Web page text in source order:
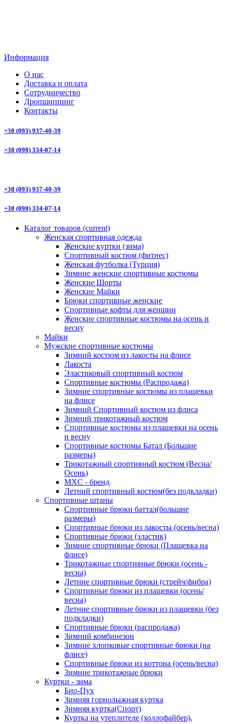
Информация
О нас
Доставка и оплата
Сотрудничество
Дропшиппинг
Контакты
+38 (093) 937-40-39
+38 (098) 334-07-14
+38 (093) 937-40-39
+38 (098) 334-07-14
Каталог товаров (current)
Женская спортивная одежда
Женские куртки (зима)
Спортивный костюм (фитнес)
Женская футболка (Турция)
Зимние женские спортивные костюмы
Женские Шорты
Женские Майки
Брюки спортивные женские
Спортивные кофты для женщин
Женские спортивные костюмы на осень и
весну
Майки
Мужские спортивные костюмы
Зимний костюм из лакосты на флисе
Лакоста
Эластиковый спортивный костюм
Спортивные костюмы (Распродажа)
Зимние спортивные костюмы из плащевки
на флисе
Зимний Спортивный костюм из флиса
Зимний трикотажный костюм
Спортивные костюмы из плащевки на осень
и весну
Спортивные костюмы Батал (Большие
размеры)
Трикотажный спортивный костюм (Весна/
Осень)
MXC - бренд
Летний спортивный костюм(без подкладки)
Спортивные штаны
Спортивные брюки баттал(большие
размеры)
Спортивные брюки из лакосты (осень/весна)
Спортивные брюки (эластик)
Зимние спортивные брюки (Плащевка на
флисе)
Трикотажные спортивные брюки (осень -
весна)
Летние спортивные брюки (стрейч/фибра)
Спортивные брюки из плащевки (осень/
весна)
Летние спортивные брюки из плащевки (без
подкладки)
Спортивные брюки (распродажа)
Зимний комбинезон
Зимние хлопковые спортивные брюки (на
флисе)
Спортивные брюки из коттона (осень/весна)
Зимние трикотажные брюки
Куртки - зима
Био-Пух
Зимняя горнолыжная куртка
Зимняя куртка(Спорт)
Куртка на утеплителе (холлофайбер),